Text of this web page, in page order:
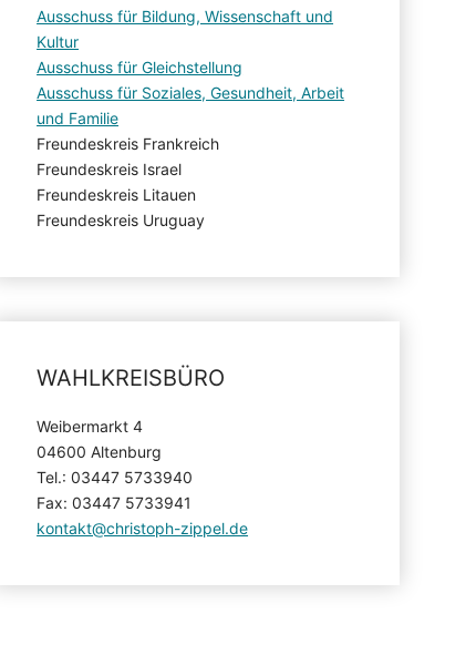
Ausschuss für Bildung, Wissenschaft und
Kultur
Ausschuss für Gleichstellung
Ausschuss für Soziales, Gesundheit, Arbeit
und Familie
Freundeskreis Frankreich
Freundeskreis Israel
Freundeskreis Litauen
Freundeskreis Uruguay
WAHLKREISBÜRO
Weibermarkt 4
04600 Altenburg
Tel.: 03447 5733940
Fax: 03447 5733941
kontakt@christoph-zippel.de